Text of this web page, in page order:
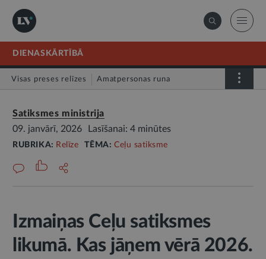
DIENASKĀRTĪBĀ
Visas preses relīzes Amatpersonas runa
Satiksmes ministrija
09. janvārī, 2026
Lasīšanai: 4 minūtes
RUBRIKA: Relīze TĒMA:Ceļu satiksme
Izmaiņas Ceļu satiksmes
likumā. Kas jāņem vērā 2026.